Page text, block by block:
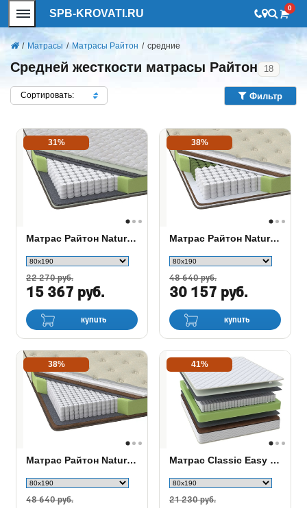
SPB-KROVATI.RU 0
/ Матрасы / Матрасы Райтон / средние
Средней жесткости матрасы Райтон 18
Сортировать: Фильтр
31%
Матрас Райтон Natura Base M
22 270 руб.
15 367 руб.
купить
38%
Матрас Райтон Natura Comfort M
48 640 руб.
30 157 руб.
купить
38%
Матрас Райтон Natura Comfort M/F
48 640 руб.
41%
Матрас Classic Easy M/F
21 230 руб.